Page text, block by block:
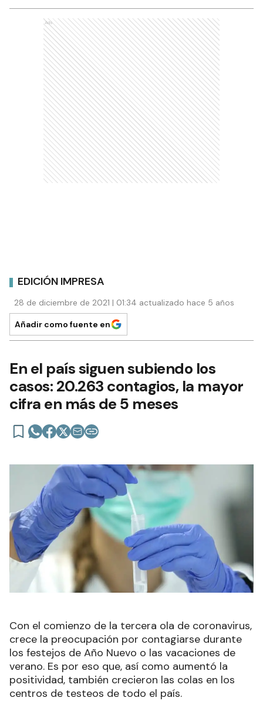
Ads
EDICIÓN IMPRESA
28 de diciembre de 2021 | 01:34 actualizado hace 5 años
Añadir como fuente en
En el país siguen subiendo los
casos: 20.263 contagios, la mayor
cifra en más de 5 meses
Con el comienzo de la tercera ola de coronavirus,
crece la preocupación por contagiarse durante
los festejos de Año Nuevo o las vacaciones de
verano. Es por eso que, así como aumentó la
positividad, también crecieron las colas en los
centros de testeos de todo el país.